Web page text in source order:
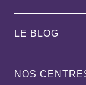
LE BLOG
NOS